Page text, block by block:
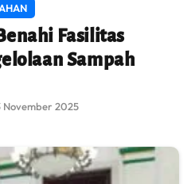
Fasilitas
Sampah
November 2025